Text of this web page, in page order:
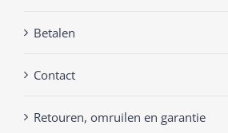
Betalen
Contact
Retouren, omruilen en garantie